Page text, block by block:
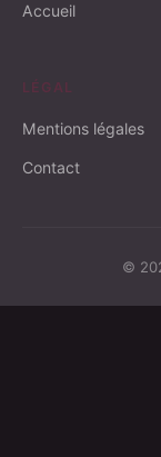
Accueil
LÉGAL
Mentions légales
Contact
©